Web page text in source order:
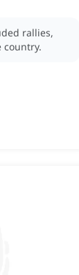
rallies,
country.